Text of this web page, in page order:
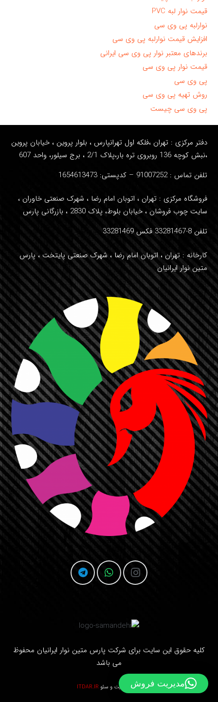
قیمت نوار لبه PVC
نوارلبه پی وی سی
افزایش قیمت نوارلبه پی وی سی
برندهای معتبر نوار پی وی سی ایرانی
قیمت نوار پی وی سی
پی وی سی
روش تهیه پی وی سی
پی وی سی چیست
دفتر مرکزی : تهران ،فلکه اول تهرانپارس ، بلوار پروین ، خیابان پروین
،نبش کوچه 136 روبروی تره بار،پلاک 2/1 ، برج سیلور، واحد
607
تلفن تماس : 91007252
– کدپستی: 1654613473
فروشگاه مرکزی : تهران ، اتوبان امام رضا ، شهرک صنعتی خاوران ،
سایت چوب فروشان ، خیابان بلوط، پلاک 2830 ، بازرگانی پارس
تلفن 8-33281467 فکس 33281469
کارخانه : تهران ، اتوبان امام رضا ، شهرک صنعتی پایتخت ، پارس
متین نوار ایرانیان
کلیه حقوق این سایت برای شرکت پارس متین نوار ایرانیان محفوظ
می باشد
طراحی سایت و سئو مدیریت فروش